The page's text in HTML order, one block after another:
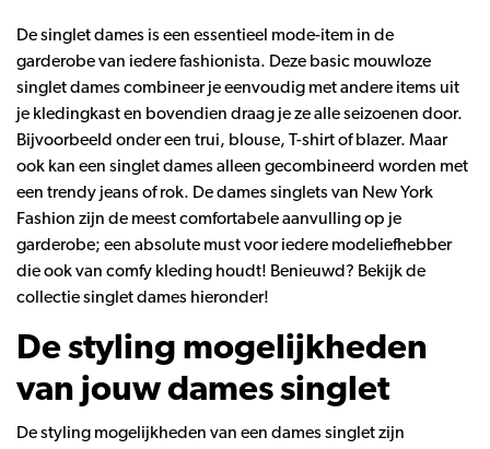
De singlet dames is een essentieel mode-item in de
garderobe van iedere fashionista. Deze basic mouwloze
singlet dames combineer je eenvoudig met andere items uit
je kledingkast en bovendien draag je ze alle seizoenen door.
Bijvoorbeeld onder een trui, blouse, T-shirt of blazer. Maar
ook kan een singlet dames alleen gecombineerd worden met
een trendy jeans of rok. De dames singlets van New York
Fashion zijn de meest comfortabele aanvulling op je
garderobe; een absolute must voor iedere modeliefhebber
die ook van comfy kleding houdt! Benieuwd? Bekijk de
collectie singlet dames hieronder!
De styling mogelijkheden
van jouw dames singlet
De styling mogelijkheden van een dames singlet zijn